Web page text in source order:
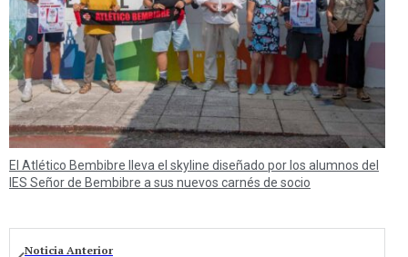
El Atlético Bembibre lleva el skyline diseñado por los alumnos del
IES Señor de Bembibre a sus nuevos carnés de socio
Noticia Anterior